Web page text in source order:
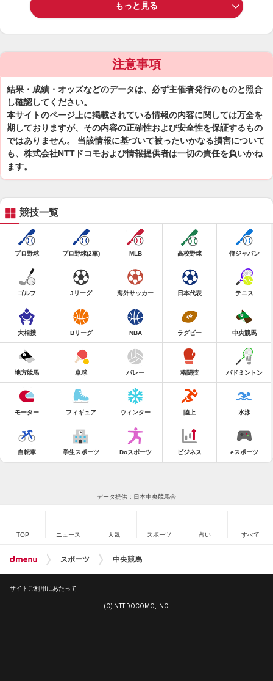
もっと見る
注意事項
結果・成績・オッズなどのデータは、必ず主催者発行のものと照合
し確認してください。
本サイトのページ上に掲載されている情報の内容に関しては万全を
期しておりますが、その内容の正確性および安全性を保証するもの
ではありません。 当該情報に基づいて被ったいかなる損害について
も、株式会社NTTドコモおよび情報提供者は一切の責任を負いかね
ます。
競技一覧
プロ野球 プロ野球(2軍) MLB 高校野球 侍ジャパン
ゴルフ Jリーグ 海外サッカー 日本代表 テニス
大相撲 Bリーグ NBA ラグビー 中央競馬
地方競馬 卓球 バレー 格闘技 バドミントン
モーター フィギュア ウィンター 陸上 水泳
自転車 学生スポーツ Doスポーツ ビジネス eスポーツ
データ提供：日本中央競馬会
TOP ニュース 天気 スポーツ 占い すべて
スポーツ 中央競馬
サイトご利用にあたって
(C) NTT DOCOMO, INC.